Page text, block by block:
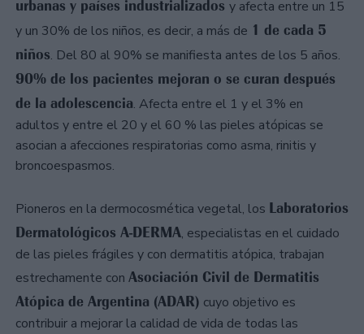
urbanas y países industrializados y afecta entre un 15
y un 30% de los niños, es decir, a más de 1 de cada 5
niños. Del 80 al 90% se manifiesta antes de los 5 años.
90% de los pacientes mejoran o se curan después
de la adolescencia. Afecta entre el 1 y el 3% en
adultos y entre el 20 y el 60 % las pieles atópicas se
asocian a afecciones respiratorias como asma, rinitis y
broncoespasmos.
Pioneros en la dermocosmética vegetal, los Laboratorios
Dermatológicos A-DERMA, especialistas en el cuidado
de las pieles frágiles y con dermatitis atópica, trabajan
estrechamente con Asociación Civil de Dermatitis
Atópica de Argentina (ADAR) cuyo objetivo es
contribuir a mejorar la calidad de vida de todas las